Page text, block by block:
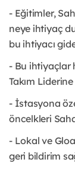
- Eğitimler,
neye ihtiyaç
bu ihtiyacı
- Bu ihtiyaçlar
Takım
- İstasyona
öncelkleri
- Lokal ve
geri bildirim